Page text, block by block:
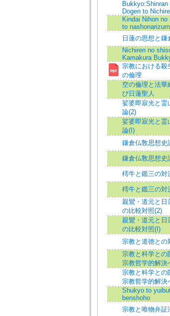
Bukkyo:Shinran
Dogen to
Kindai Nihon no
to
日蓮の思想と鎌
Nichiren no
Kamakura
宗教における殺
の倫理
空の倫理と法華
び日蓮聖人
娑婆即寂光と霊
論(2)
娑婆即寂光と霊
論(I)
鎌倉仏敎思想史
鎌倉仏敎思想史
樗牛と鑑三の対
樗牛と鑑三の対
親鸞・道元と日
の比較対照(2)
親鸞・道元と日
の比較対照(I)
宗教と道徳との
宗教と科学との
宗教哲学的解決
宗教と科学との
宗教哲学的解決
Shukyo to
benshoho
宗教と唯物弁証